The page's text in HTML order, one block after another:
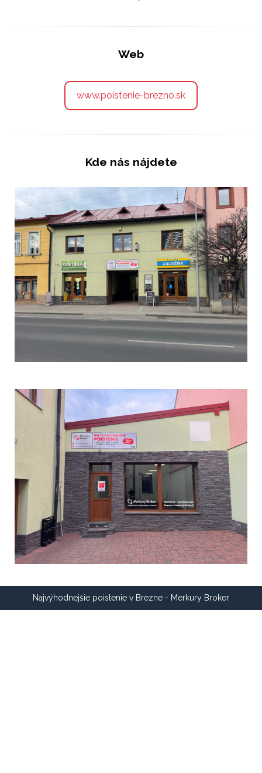
Web
www.poistenie-brezno.sk
Kde nás nájdete
Najvýhodnejšie poistenie v Brezne - Merkury Broker